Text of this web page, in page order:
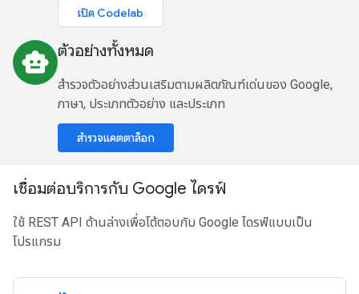
เปิด Codelab
smart_toy ตัวอย่างทั้งหมด
สำรวจตัวอย่างส่วนเสริมตามผลิตภัณฑ์เด่นของ Google,
ภาษา, ประเภทตัวอย่าง และประเภท
สำรวจแคตตาล็อก
เชื่อมต่อบริการกับ Google ไดรฟ์
ใช้ REST API ด้านล่างเพื่อโต้ตอบกับ Google ไดรฟ์แบบเป็น
โปรแกรม